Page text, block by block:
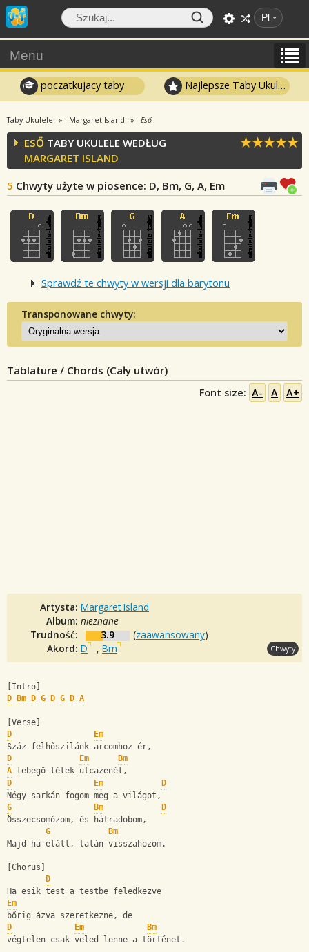
Pl
Menu
poczatkujacy taby Najlepsze Taby Ukulele
Taby Ukulele Margaret Island Eső
ESŐ TABY UKULELE WEDŁUG
MARGARET ISLAND
5 Chwyty użyte w piosence: D, Bm, G, A, Em
Sprawdź te chwyty w wersji dla barytonu
Transponowane chwyty:
Tablature / Chords (Cały utwór)
Font size: A- A A+
Artysta: Margaret Island
Album: nieznane
Trudność:
3.9 (zaawansowany)
Akord: D , Bm Chwyty
[Intro]
D
Bm D G D G D A
[Verse]
D
Em
Száz felhőszilánk arcomhoz ér,
D
Em
Bm
A lebegő lélek utcazenél,
D
Em
D
Négy sarkán fogom meg a világot,
G
Bm
D
Összecsomózom, és hátradobom,
G
Bm
Majd ha eláll, talán visszahozom.
[Chorus]
D
Ha esik test a testbe feledkezve
Em
bőrig ázva szeretkezne, de
D
Em
Bm
végtelen csak veled lenne a történet.